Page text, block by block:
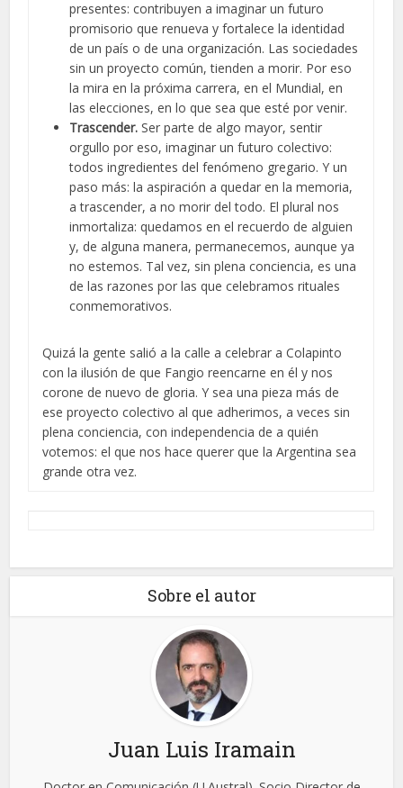
presentes: contribuyen a imaginar un futuro
promisorio que renueva y fortalece la identidad
de un país o de una organización. Las sociedades
sin un proyecto común, tienden a morir. Por eso
la mira en la próxima carrera, en el Mundial, en
las elecciones, en lo que sea que esté por venir.
Trascender. Ser parte de algo mayor, sentir
orgullo por eso, imaginar un futuro colectivo:
todos ingredientes del fenómeno gregario. Y un
paso más: la aspiración a quedar en la memoria,
a trascender, a no morir del todo. El plural nos
inmortaliza: quedamos en el recuerdo de alguien
y, de alguna manera, permanecemos, aunque ya
no estemos. Tal vez, sin plena conciencia, es una
de las razones por las que celebramos rituales
conmemorativos.
Quizá la gente salió a la calle a celebrar a Colapinto
con la ilusión de que Fangio reencarne en él y nos
corone de nuevo de gloria. Y sea una pieza más de
ese proyecto colectivo al que adherimos, a veces sin
plena conciencia, con independencia de a quién
votemos: el que nos hace querer que la Argentina sea
grande otra vez.
Sobre el autor
Juan Luis Iramain